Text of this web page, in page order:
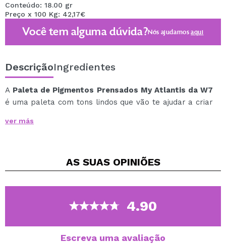
Conteúdo: 18.00 gr
Preço x 100 Kg: 42,17€
Você tem alguma dúvida?Nós ajudamosaqui
DescriçãoIngredientes
A Paleta de Pigmentos Prensados ​​My Atlantis da W7
é uma paleta com tons lindos que vão te ajudar a criar
Deixe sua imaginação correr solta e experimente a
mais intensos a tons violetas.
8 x sombras foscas suaves
6 x sombras metálicas
3 x sombras cintilantes e cintilantes
brilhantes e explosivas, que quando aplicado na pele
ver más
AS SUAS OPINIÕES
4.90
Escreva uma avaliação